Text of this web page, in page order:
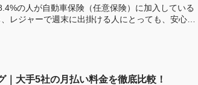
の人が自動車保険（任意保険）に加入している
レジャーで週末に出掛ける人にとっても、安心・
｜大手5社の月払い料金を徹底比較！